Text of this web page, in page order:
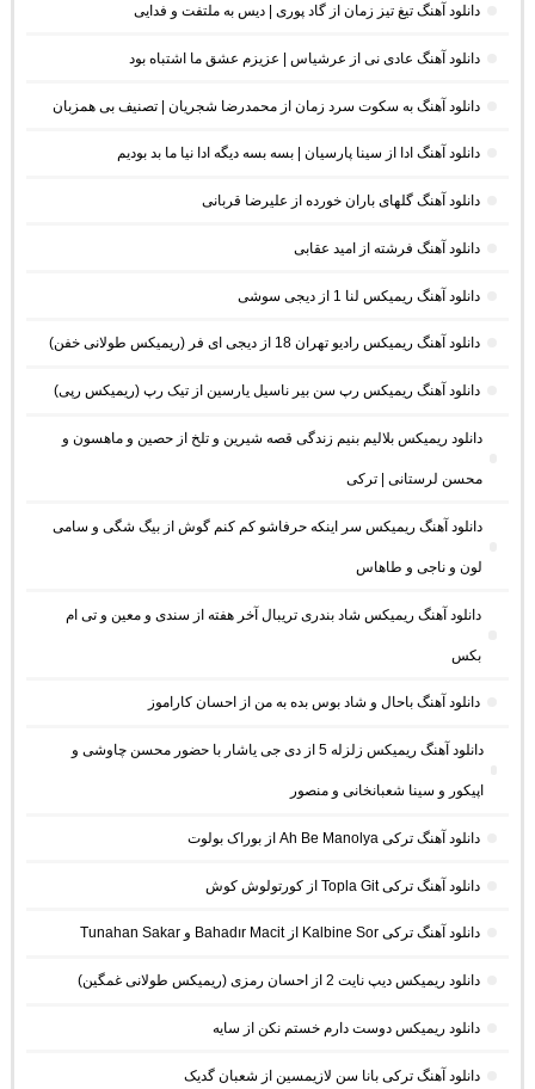
دانلود آهنگ تیغ تیز زمان از گاد پوری | دیس به ملتفت و فدایی
دانلود آهنگ عادی نی از عرشیاس | عزیزم عشق ما اشتباه بود
دانلود آهنگ به سکوت سرد زمان از محمدرضا شجریان | تصنیف بی همزبان
دانلود آهنگ ادا از سینا پارسیان | بسه بسه دیگه ادا نیا ما بد بودیم
دانلود آهنگ گلهای باران خورده از علیرضا قربانی
دانلود آهنگ فرشته از امید عقابی
دانلود آهنگ ریمیکس لنا 1 از دیجی سوشی
دانلود آهنگ ریمیکس رادیو تهران 18 از دیجی ای فر (ریمیکس طولانی خفن)
دانلود آهنگ ریمیکس رپ سن بیر ناسیل یارسین از تیک رپ (ریمیکس رپی)
دانلود ریمیکس بلالیم بنیم زندگی قصه شیرین و تلخ از حصین و ماهسون و
محسن لرستانی | ترکی
دانلود آهنگ ریمیکس سر اینکه حرفاشو کم کنم گوش از بیگ شگی و سامی
لون و ناجی و طاهاس
دانلود آهنگ ریمیکس شاد بندری تریبال آخر هفته از سندی و معین و تی ام
بکس
دانلود آهنگ باحال و شاد بوس بده به من از احسان کاراموز
دانلود آهنگ ریمیکس زلزله 5 از دی جی یاشار با حضور محسن چاوشی و
اپیکور و سینا شعبانخانی و منصور
دانلود آهنگ ترکی Ah Be Manolya از بوراک بولوت
دانلود آهنگ ترکی Topla Git از کورتولوش کوش
دانلود آهنگ ترکی Kalbine Sor از Bahadır Macit و Tunahan Sakar
دانلود ریمیکس دیپ نایت 2 از احسان رمزی (ریمیکس طولانی غمگین)
دانلود ریمیکس دوست دارم خستم نکن از سایه
دانلود آهنگ ترکی بانا سن لازیمسین از شعبان گدیک